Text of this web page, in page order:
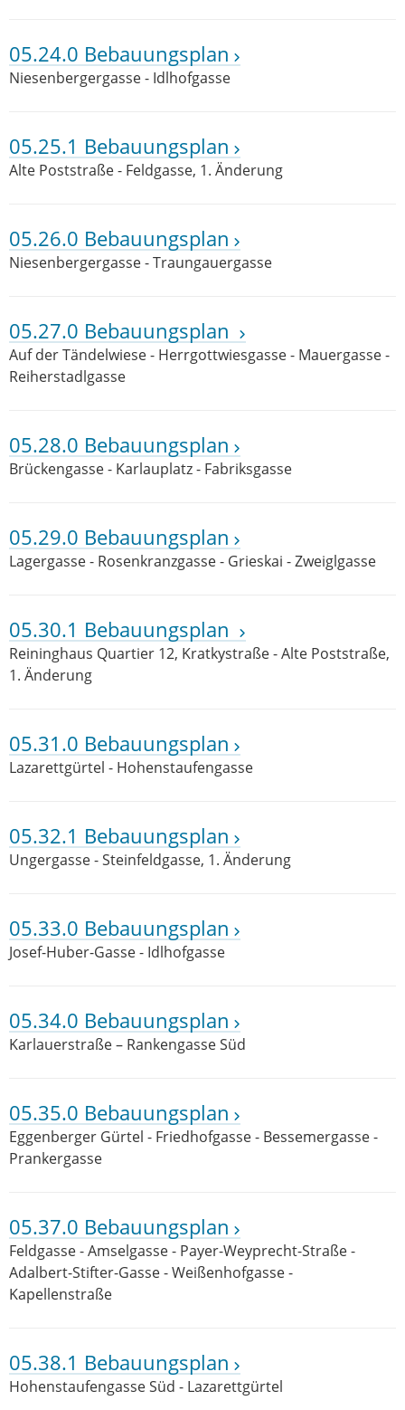
05.24.0 Bebauungsplan
Niesenbergergasse - Idlhofgasse
05.25.1 Bebauungsplan
Alte Poststraße - Feldgasse, 1. Änderung
05.26.0 Bebauungsplan
Niesenbergergasse - Traungauergasse
05.27.0 Bebauungsplan
Auf der Tändelwiese - Herrgottwiesgasse - Mauergasse -
Reiherstadlgasse
05.28.0 Bebauungsplan
Brückengasse - Karlauplatz - Fabriksgasse
05.29.0 Bebauungsplan
Lagergasse - Rosenkranzgasse - Grieskai - Zweiglgasse
05.30.1 Bebauungsplan
Reininghaus Quartier 12, Kratkystraße - Alte Poststraße,
1. Änderung
05.31.0 Bebauungsplan
Lazarettgürtel - Hohenstaufengasse
05.32.1 Bebauungsplan
Ungergasse - Steinfeldgasse, 1. Änderung
05.33.0 Bebauungsplan
Josef-Huber-Gasse - Idlhofgasse
05.34.0 Bebauungsplan
Karlauerstraße – Rankengasse Süd
05.35.0 Bebauungsplan
Eggenberger Gürtel - Friedhofgasse - Bessemergasse -
Prankergasse
05.37.0 Bebauungsplan
Feldgasse - Amselgasse - Payer-Weyprecht-Straße -
Adalbert-Stifter-Gasse - Weißenhofgasse -
Kapellenstraße
05.38.1 Bebauungsplan
Hohenstaufengasse Süd - Lazarettgürtel